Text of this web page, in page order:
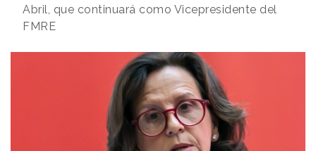
Abril, que continuará como Vicepresidente del
FMRE